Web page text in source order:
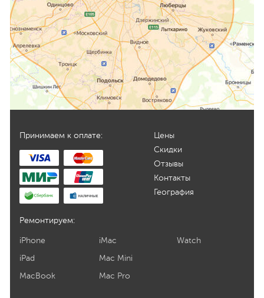
Принимаем к оплате:
Цены
Скидки
Отзывы
Контакты
География
Ремонтируем:
iPhone
iPad
MacBook
iMac
Mac Mini
Mac Pro
Watch